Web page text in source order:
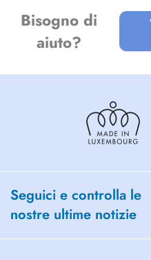
Bisogno di
aiuto?
Seguici e controlla le
nostre ultime notizie